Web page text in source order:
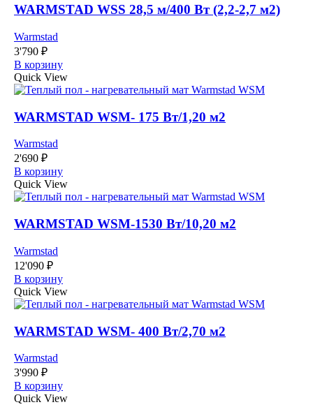
WARMSTAD WSS 28,5 м/400 Вт (2,2-2,7 м2)
Warmstad
3'790 ₽
В корзину
Quick View
WARMSTAD WSM- 175 Вт/1,20 м2
Warmstad
2'690 ₽
В корзину
Quick View
WARMSTAD WSM-1530 Вт/10,20 м2
Warmstad
12'090 ₽
В корзину
Quick View
WARMSTAD WSM- 400 Вт/2,70 м2
Warmstad
3'990 ₽
В корзину
Quick View